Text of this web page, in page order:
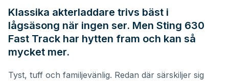
Klassika akterladdare trivs bäst i
lågsäsong när ingen ser. Men Sting 630
Fast Track har hytten fram och kan så
mycket mer.
Tyst, tuff och familjevänlig. Redan där särskiljer sig